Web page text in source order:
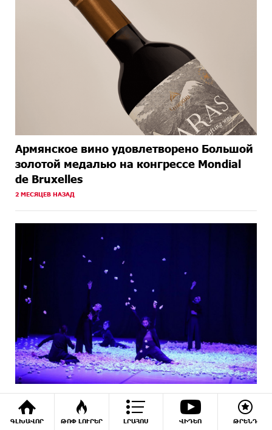
ԳԼԽԱՎՈՐ ԹՈՓ ԼՈՒՐԵՐ ԼՐԱՀՈՍ ՎԻԴԵՈ ԹՐԵՆԴ
Армянское вино удовлетворено Большой
золотой медалью на конгрессе Mondial
de Bruxelles
2 МЕСЯЦЕВ НАЗАД
В Армении состоится 6-й
международный летний фестиваль